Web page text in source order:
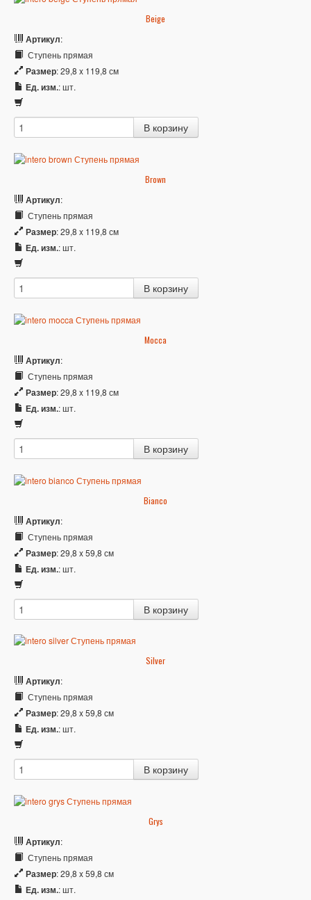
Beige
Артикул:
Ступень прямая
Размер: 29,8 x 119,8 см
Ед. изм.: шт.
Brown
Артикул:
Ступень прямая
Размер: 29,8 x 119,8 см
Ед. изм.: шт.
Mocca
Артикул:
Ступень прямая
Размер: 29,8 x 119,8 см
Ед. изм.: шт.
Bianco
Артикул:
Ступень прямая
Размер: 29,8 x 59,8 см
Ед. изм.: шт.
Silver
Артикул:
Ступень прямая
Размер: 29,8 x 59,8 см
Ед. изм.: шт.
Grys
Артикул:
Ступень прямая
Размер: 29,8 x 59,8 см
Ед. изм.: шт.